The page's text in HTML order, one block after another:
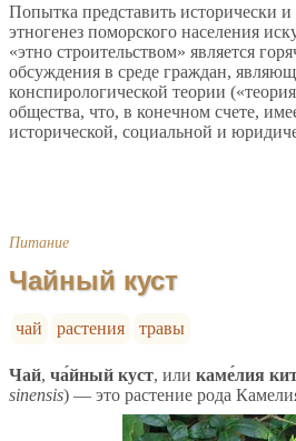
Попытка представить исторически
этногенез поморского населения
«этно строительством» является
обсуждения в среде граждан,
конспирологической теории
общества, что, в конечном счете,
исторической, социальной и
Питание
Чайный куст
чай растения травы
Чай, ча́йный куст, или каме́лия
sinensis) — это растение рода